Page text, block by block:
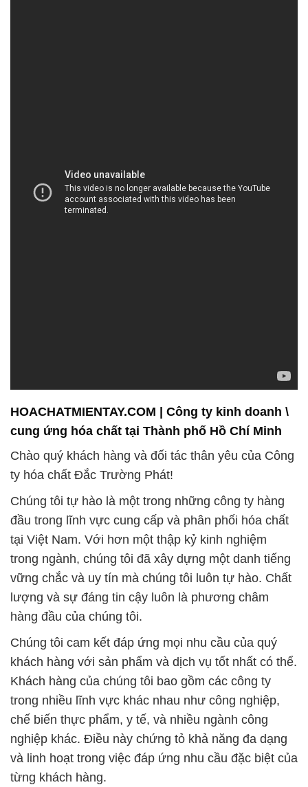
Chào quý khách hàng và đối tác thân yêu của Công
ty hóa chất Đắc Trường Phát!
Chúng tôi tự hào là một trong những công ty hàng
đầu trong lĩnh vực cung cấp và phân phối hóa chất
tại Việt Nam. Với hơn một thập kỷ kinh nghiệm
trong ngành, chúng tôi đã xây dựng một danh tiếng
vững chắc và uy tín mà chúng tôi luôn tự hào. Chất
lượng và sự đáng tin cậy luôn là phương châm
hàng đầu của chúng tôi.
Chúng tôi cam kết đáp ứng mọi nhu cầu của quý
khách hàng với sản phẩm và dịch vụ tốt nhất có thể.
Khách hàng của chúng tôi bao gồm các công ty
trong nhiều lĩnh vực khác nhau như công nghiệp,
chế biến thực phẩm, y tế, và nhiều ngành công
nghiệp khác. Điều này chứng tỏ khả năng đa dạng
và linh hoạt trong việc đáp ứng nhu cầu đặc biệt của
từng khách hàng.
Chúng tôi luôn sát cánh với sự phát triển của quý
khách hàng và luôn nỗ lực để đảm bảo rằng sản
phẩm chúng tôi cung cấp đáp ứng các yêu cầu chất
lượng cao nhất. Không chỉ về chất lượng sản phẩm,